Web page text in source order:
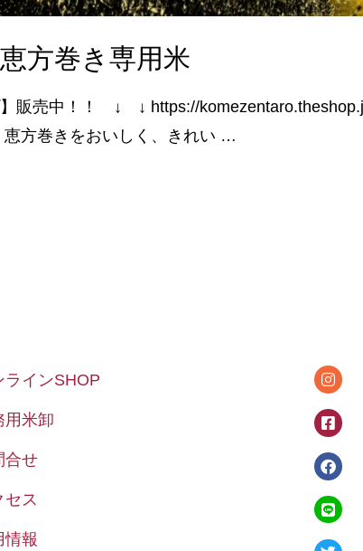
方巻き専用米
中！！ ↓ ↓ https://komezentaro.theshop.jp/
方巻きをおいしく、きれい …
ラインSHOP
用米卸
合せ
セス
情報